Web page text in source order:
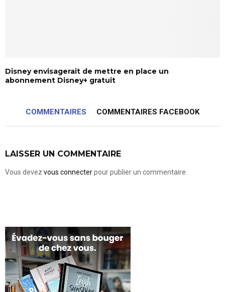
Disney envisagerait de mettre en place un
abonnement Disney+ gratuit
COMMENTAIRES COMMENTAIRES FACEBOOK
LAISSER UN COMMENTAIRE
Vous devez vous connecterpour publier un commentaire.